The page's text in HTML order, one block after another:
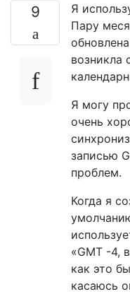
9
Я
Пару
возникла
Я могу
очень
записью
проблем.
Когда я
«GMT -4,
как это
касаюсь